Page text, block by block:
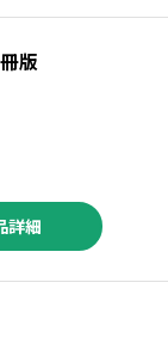
版
詳細